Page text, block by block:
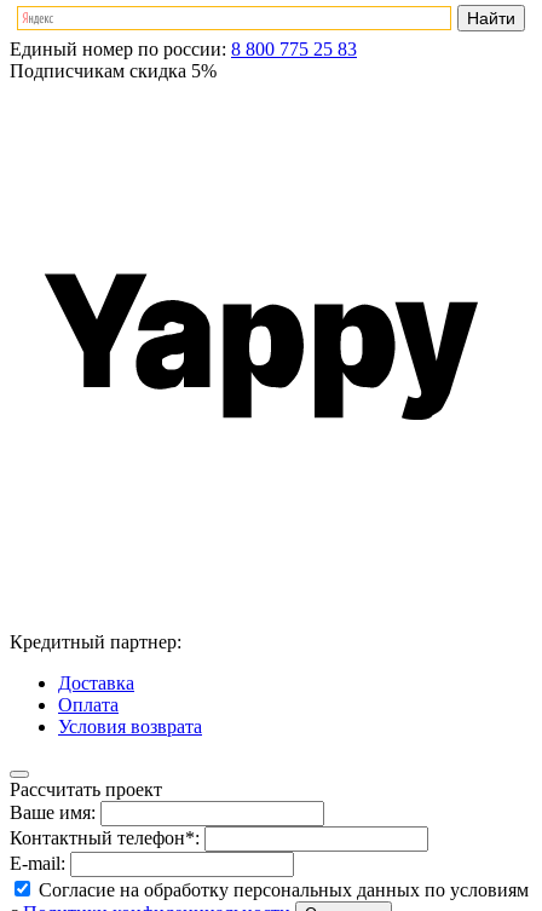
Единый номер по россии: 8 800 775 25 83
Подписчикам скидка 5%
Кредитный партнер:
Доставка
Оплата
Условия возврата
Рассчитать проект
Ваше имя:
Контактный телефон*:
E-mail:
Согласие на обработку персональных данных по условиям